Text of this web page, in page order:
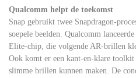
Qualcomm helpt de toekomst
Snap gebruikt twee Snapdragon-
soepele beelden. Qualcomm
Elite-chip, die volgende AR-brillen
Ook komt er een kant-en-klare
slimme brillen kunnen maken. De